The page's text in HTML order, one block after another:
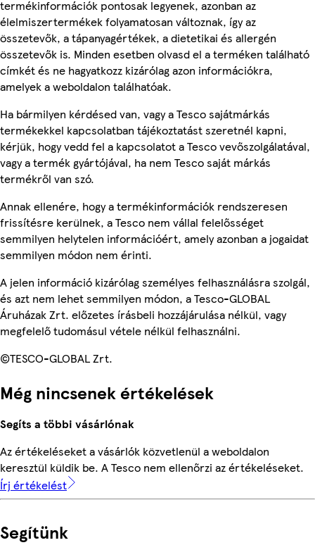
termékinformációk pontosak legyenek, azonban az
élelmiszertermékek folyamatosan változnak, így az
összetevők, a tápanyagértékek, a dietetikai és allergén
összetevők is. Minden esetben olvasd el a terméken található
címkét és ne hagyatkozz kizárólag azon információkra,
amelyek a weboldalon találhatóak.
Ha bármilyen kérdésed van, vagy a Tesco sajátmárkás
termékekkel kapcsolatban tájékoztatást szeretnél kapni,
kérjük, hogy vedd fel a kapcsolatot a Tesco vevőszolgálatával,
vagy a termék gyártójával, ha nem Tesco saját márkás
termékről van szó.
Annak ellenére, hogy a termékinformációk rendszeresen
frissítésre kerülnek, a Tesco nem vállal felelősséget
semmilyen helytelen információért, amely azonban a jogaidat
semmilyen módon nem érinti.
A jelen információ kizárólag személyes felhasználásra szolgál,
és azt nem lehet semmilyen módon, a Tesco-GLOBAL
Áruházak Zrt. előzetes írásbeli hozzájárulása nélkül, vagy
megfelelő tudomásul vétele nélkül felhasználni.
©TESCO-GLOBAL Zrt.
Még nincsenek értékelések
Segíts a többi vásárlónak
Az értékeléseket a vásárlók közvetlenül a weboldalon
keresztül küldik be. A Tesco nem ellenőrzi az értékeléseket.
Írj értékelést
Segítünk